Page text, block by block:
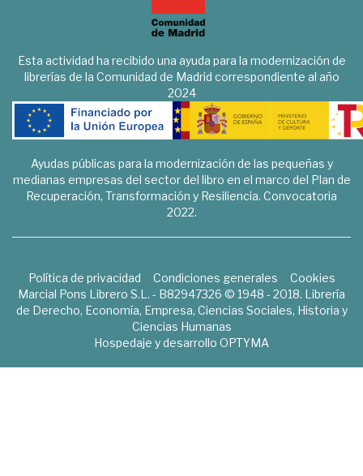
Esta actividad ha recibido una ayuda para la modernización de
librerías de la Comunidad de Madrid correspondiente al año
2024
Ayudas públicas para la modernización de las pequeñas y
medianas empresas del sector del libro en el marco del Plan de
Recuperación, Transformación y Resiliencia. Convocatoria
2022.
Política de privacidad Condiciones generales
Cookies
Marcial Pons Librero S.L. - B82947326 © 1948 - 2018. Librería
de Derecho, Economía, Empresa, Ciencias Sociales, Historia y
Ciencias Humanas
Hospedaje y desarrollo OPTYMA